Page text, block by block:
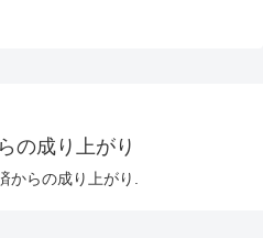
の成り上がり
からの成り上がり.